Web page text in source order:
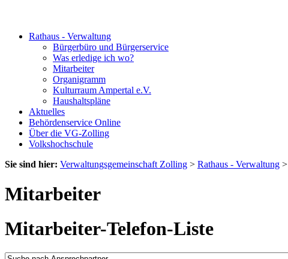
Rathaus - Verwaltung
Bürgerbüro und Bürgerservice
Was erledige ich wo?
Mitarbeiter
Organigramm
Kulturraum Ampertal e.V.
Haushaltspläne
Aktuelles
Behördenservice Online
Über die VG-Zolling
Volkshochschule
Sie sind hier: Verwaltungsgemeinschaft Zolling > Rathaus - Verwaltung >
Mitarbeiter
Mitarbeiter-Telefon-Liste